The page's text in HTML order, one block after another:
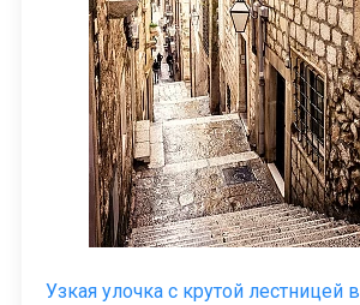
Узкая улочка с крутой лестницей в